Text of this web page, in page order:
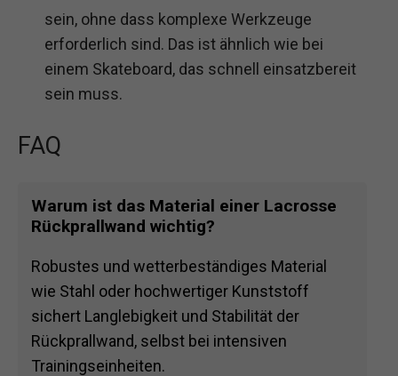
sein, ohne dass komplexe Werkzeuge
erforderlich sind. Das ist ähnlich wie bei
einem Skateboard, das schnell einsatzbereit
sein muss.
FAQ
Warum ist das Material einer Lacrosse
Rückprallwand wichtig?
Robustes und wetterbeständiges Material
wie Stahl oder hochwertiger Kunststoff
sichert Langlebigkeit und Stabilität der
Rückprallwand, selbst bei intensiven
Trainingseinheiten.